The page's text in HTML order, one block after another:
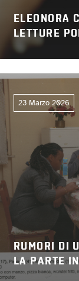
ELEONORA
LETTURE
23 Marzo 2026
RUMORI DI
LA PARTE